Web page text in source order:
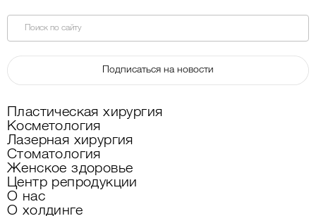
Поиск по сайту
Подписаться на новости
Пластическая хирургия
Косметология
Лазерная хирургия
Стоматология
Женское здоровье
Центр репродукции
О нас
О холдинге